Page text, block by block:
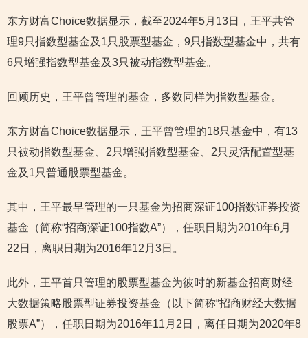
东方财富Choice数据显示，截至2024年5月13日，王平共管
理9只指数型基金及1只股票型基金，9只指数型基金中，共有
6只增强指数型基金及3只被动指数型基金。
回顾历史，王平曾管理的基金，多数同样为指数型基金。
东方财富Choice数据显示，王平曾管理的18只基金中，有13
只被动指数型基金、2只增强指数型基金、2只灵活配置型基
金及1只普通股票型基金。
其中，王平最早管理的一只基金为招商深证100指数证券投资
基金（简称“招商深证100指数A”），任职日期为2010年6月
22日，离职日期为2016年12月3日。
此外，王平首只管理的股票型基金为彼时的新基金招商财经
大数据策略股票型证券投资基金（以下简称“招商财经大数据
股票A”），任职日期为2016年11月2日，离任日期为2020年8